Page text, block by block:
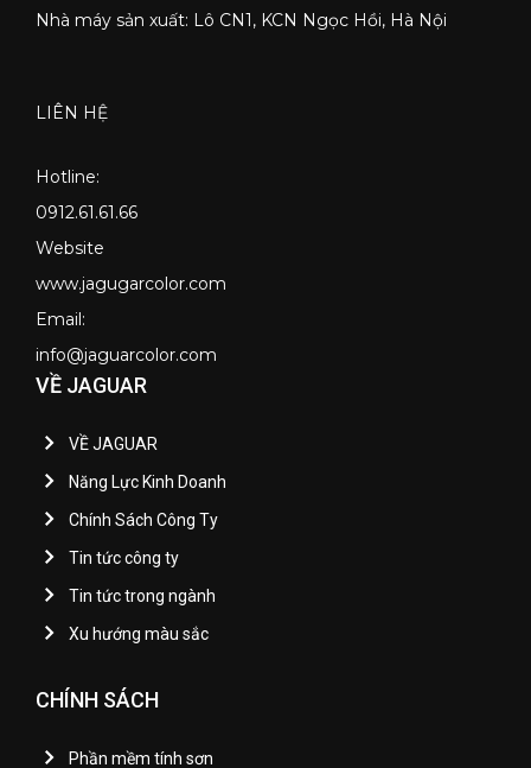
Nhà máy sản xuất: Lô CN1, KCN Ngọc Hồi, Hà Nội
LIÊN HỆ
Hotline:
0912.61.61.66
Website
www.jagugarcolor.com
Email:
info@jaguarcolor.com
VỀ JAGUAR
VỀ JAGUAR
Năng Lực Kinh Doanh
Chính Sách Công Ty
Tin tức công ty
Tin tức trong ngành
Xu hướng màu sắc
CHÍNH SÁCH
Phần mềm tính sơn